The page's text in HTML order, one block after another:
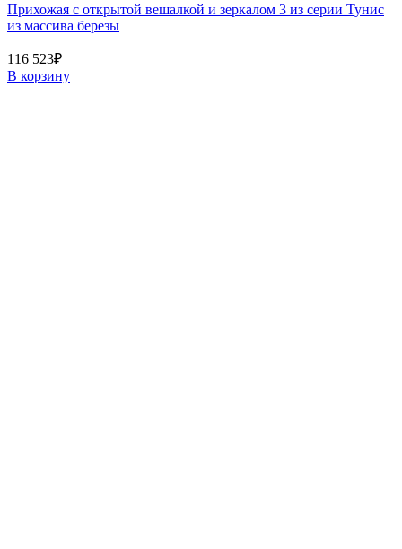
Прихожая с открытой вешалкой и зеркалом 3 из серии Тунис
из массива березы
116 523₽
В корзину